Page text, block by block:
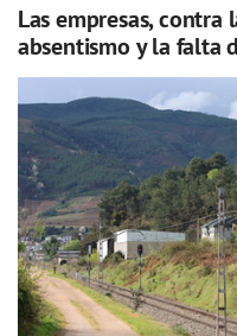
Las empresas, contra
absentismo y la falta